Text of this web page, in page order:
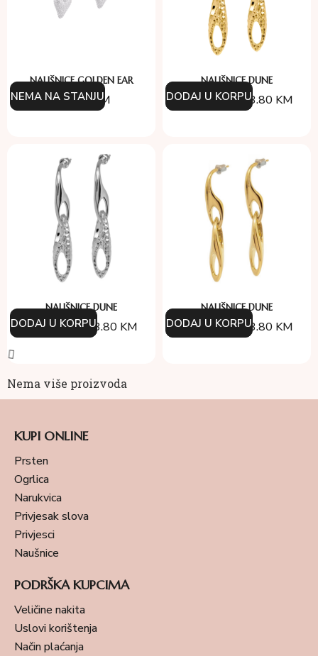
NAUŠNICE GOLDEN EAR
154.00KM
NEMA NA STANJU
NAUŠNICE DUNE
134.00KM93.80 KM
DODAJ U KORPU
NAUŠNICE DUNE
134.00KM93.80 KM
DODAJ U KORPU
NAUŠNICE DUNE
134.00KM93.80 KM
DODAJ U KORPU
Nema više proizvoda
KUPI ONLINE
Prsten
Ogrlica
Narukvica
Privjesak slova
Privjesci
Naušnice
PODRŠKA KUPCIMA
Veličine nakita
Uslovi korištenja
Način plaćanja